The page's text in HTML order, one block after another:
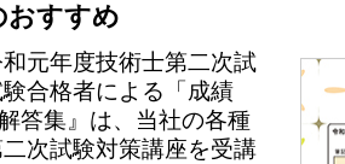
おすすめ
元年度技術士第二次試
合格者による「成績
答集』は、当社の各種
次試験対策講座を受講